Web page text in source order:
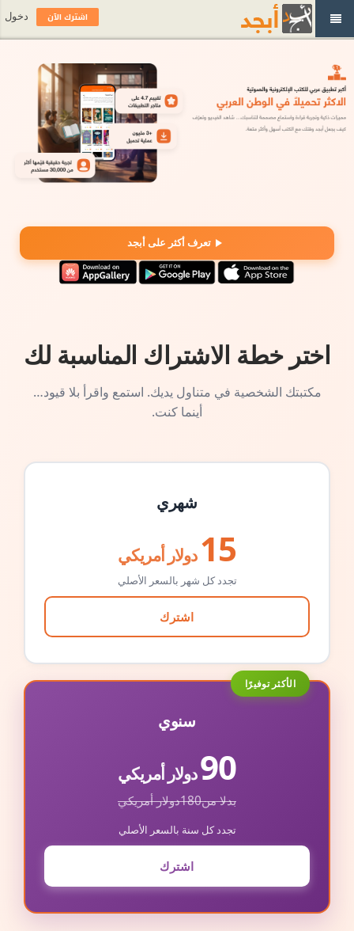
تعرف أكثر على أبجد
اختر خطة الاشتراك المناسبة لك
مكتبتك الشخصية في متناول يديك. استمع واقرأ بلا قيود…
أينما كنت.
شهري
15 دولار أمريكي
تجدد كل شهر بالسعر الأصلي
اشترك
الأكثر توفيرًا
سنوي
90دولار أمريكي
بدلا من180دولار أمريكي
تجدد كل سنة بالسعر الأصلي
اشترك
اشترك الآن دخول